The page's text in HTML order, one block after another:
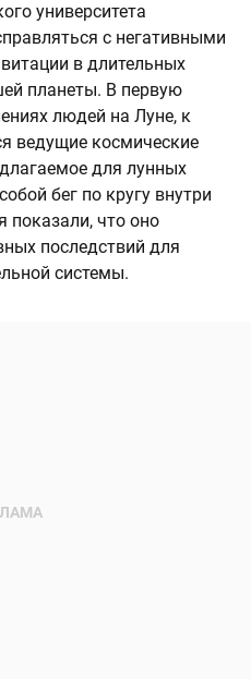
университета
с негативными
в длительных
планеты. В первую
людей на Луне, к
ведущие космические
для лунных
бег по кругу внутри
показали, что оно
последствий для
системы.